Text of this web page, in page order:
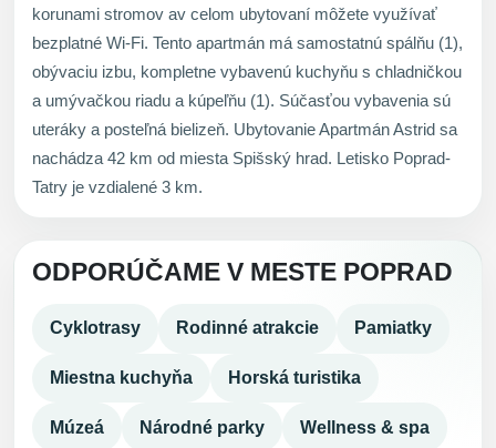
korunami stromov av celom ubytovaní môžete využívať
bezplatné Wi-Fi. Tento apartmán má samostatnú spálňu (1),
obývaciu izbu, kompletne vybavenú kuchyňu s chladničkou
a umývačkou riadu a kúpeľňu (1). Súčasťou vybavenia sú
uteráky a posteľná bielizeň. Ubytovanie Apartmán Astrid sa
nachádza 42 km od miesta Spišský hrad. Letisko Poprad-
Tatry je vzdialené 3 km.
ODPORÚČAME V MESTE POPRAD
Cyklotrasy Rodinné atrakcie Pamiatky
Miestna kuchyňa Horská turistika
Múzeá Národné parky Wellness & spa